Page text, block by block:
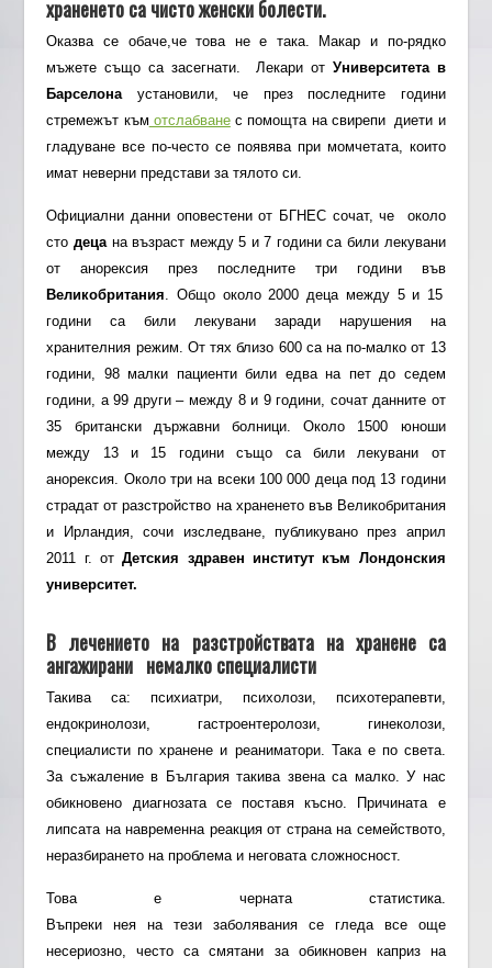
храненето са чисто женски болести.
Оказва се обаче,че това не е така. Макар и по-рядко
мъжете също са засегнати. Лекари отУниверситета в
Барселонаустановили, че през последните години
стремежът към отслабванес помощта на свирепи диети и
гладуване все по-често се появява при момчетата, които
имат неверни представи за тялото си.
Официални данни оповестени от БГНЕС сочат, че около
сто децана възраст между 5 и 7 години са били лекувани
от анорексия през последните три години във
Великобритания. Общо около 2000 деца между 5 и 15
години са били лекувани заради нарушения на
хранителния режим. От тях близо 600 са на по-малко от 13
години, 98 малки пациенти били едва на пет до седем
години, а 99 други – между 8 и 9 години, сочат данните от
35 британски държавни болници. Около 1500 юноши
между 13 и 15 години също са били лекувани от
анорексия. Около три на всеки 100 000 деца под 13 години
страдат от разстройство на храненето във Великобритания
и Ирландия, сочи изследване, публикувано през април
2011 г. отДетския здравен институт към Лондонския
университет.
В лечението на разстройствата на хранене са
ангажирани немалко специалисти
Такива са: психиатри, психолози, психотерапевти,
ендокринолози, гастроентеролози, гинеколози,
специалисти по хранене и реаниматори. Така е по света.
За съжаление в България такива звена са малко. У нас
обикновено диагнозата се поставя късно. Причината е
липсата на навременна реакция от страна на семейството,
неразбирането на проблема и неговата сложносност.
Това е черната статистика.
Въпреки нея на тези заболявания се гледа все още
несериозно, често са смятани за обикновен каприз на